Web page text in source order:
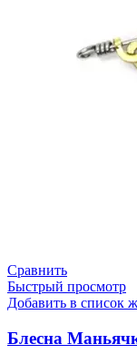
Сравнить
Быстрый просмотр
Добавить в список
Блесна